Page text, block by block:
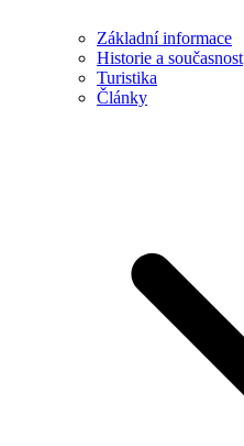
Základní informace
Historie a současnost
Turistika
Články